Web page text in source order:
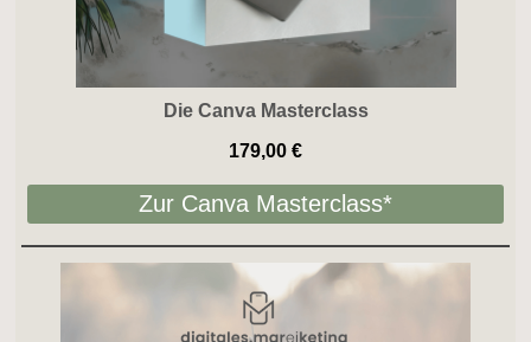
Die Canva Masterclass
179,00 €
Zur Canva Masterclass*